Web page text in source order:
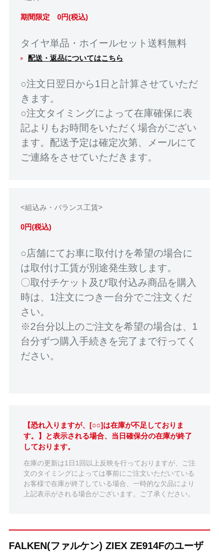
期間限定 0円(税込)
タイヤ単品・ホイールセット送料無料
配送・返品についてはこちら
○注文日翌日から1日と計算させていただ
きます。
○注文タイミングによって在庫確保に表
記よりもお時間をいただく場合がござい
ます。配送予定は確定次第、メールにて
ご連絡をさせていただきます。
<組込み・バランス工賃>
0円(税込)
○店舗にてお車に取付けを希望の場合に
は取付け工賃が別途発生致します。
〇取付チケット及び取付込み商品を購入
時は、1注文につき一台分でご注文くだ
さい。
※2台分以上のご注文を希望の場合は、1
台分ずつ購入手続きを完了まで行ってく
ださい。
【恐れ入りますが、[○○]は在庫が不足しておりま
す。】と表示される場合、当日確保分の在庫が終了
しております。
在庫の更新は1日1回以上反映を行っておりますが、ご注
文のタイミングによっては事前にご注文いただいている
お客様で在庫が終了している場合、一時的な欠品により
上記表示がされる場合がございます。ご了承ください。
FALKEN(ファルケン) ZIEX ZE914Fのユーザ